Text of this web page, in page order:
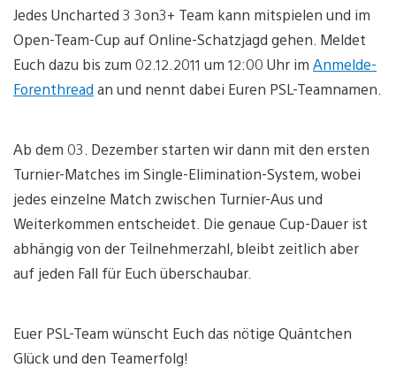
Jedes Uncharted 3 3on3+ Team kann mitspielen und im
Open-Team-Cup auf Online-Schatzjagd gehen. Meldet
Euch dazu bis zum 02.12.2011 um 12:00 Uhr im Anmelde-
Forenthread an und nennt dabei Euren PSL-Teamnamen.
Ab dem 03. Dezember starten wir dann mit den ersten
Turnier-Matches im Single-Elimination-System, wobei
jedes einzelne Match zwischen Turnier-Aus und
Weiterkommen entscheidet. Die genaue Cup-Dauer ist
abhängig von der Teilnehmerzahl, bleibt zeitlich aber
auf jeden Fall für Euch überschaubar.
Euer PSL-Team wünscht Euch das nötige Quäntchen
Glück und den Teamerfolg!